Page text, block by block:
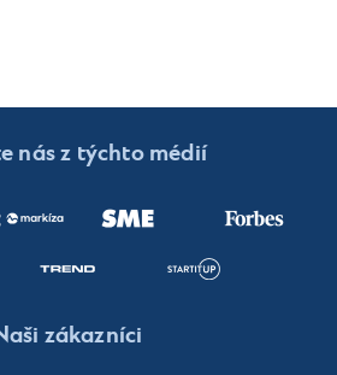
nás z týchto médií
zákazníci